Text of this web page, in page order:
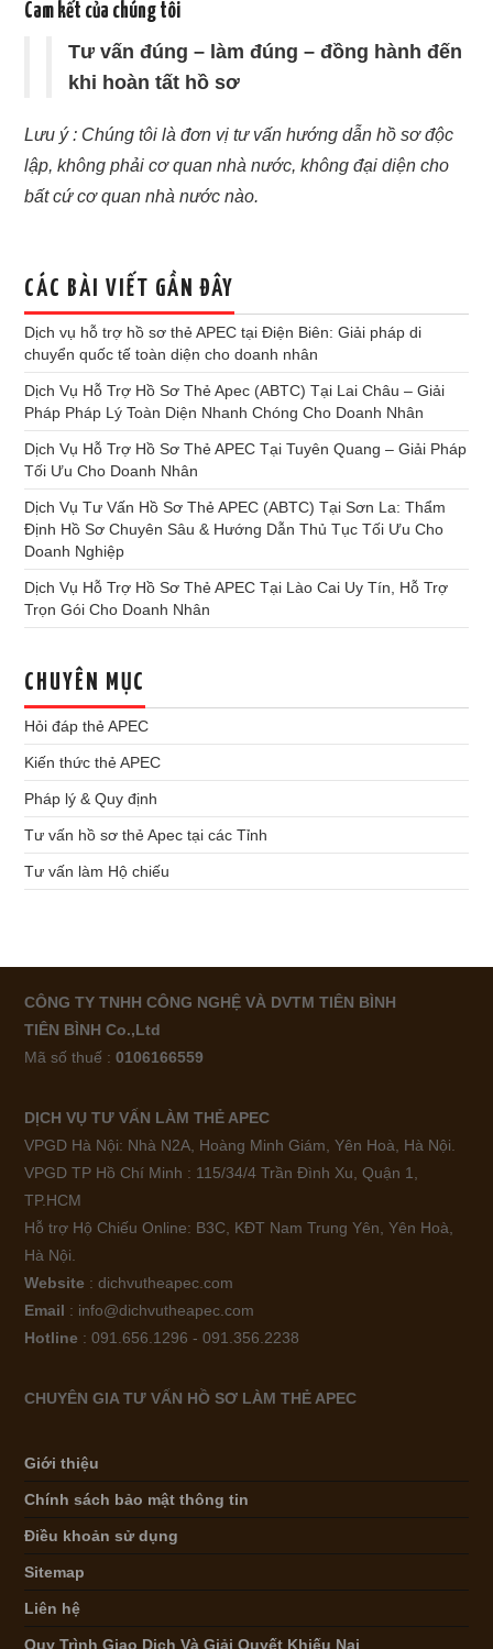
Cam kết của chúng tôi
Tư vấn đúng – làm đúng – đồng hành đến
khi hoàn tất hồ sơ
Lưu ý : Chúng tôi là đơn vị tư vấn hướng dẫn hồ sơ độc
lập, không phải cơ quan nhà nước, không đại diện cho
bất cứ cơ quan nhà nước nào.
CÁC BÀI VIẾT GẦN ĐÂY
Dịch vụ hỗ trợ hồ sơ thẻ APEC tại Điện Biên: Giải pháp di
chuyển quốc tế toàn diện cho doanh nhân
Dịch Vụ Hỗ Trợ Hồ Sơ Thẻ Apec (ABTC) Tại Lai Châu – Giải
Pháp Pháp Lý Toàn Diện Nhanh Chóng Cho Doanh Nhân
Dịch Vụ Hỗ Trợ Hồ Sơ Thẻ APEC Tại Tuyên Quang – Giải Pháp
Tối Ưu Cho Doanh Nhân
Dịch Vụ Tư Vấn Hồ Sơ Thẻ APEC (ABTC) Tại Sơn La: Thẩm
Định Hồ Sơ Chuyên Sâu & Hướng Dẫn Thủ Tục Tối Ưu Cho
Doanh Nghiệp
Dịch Vụ Hỗ Trợ Hồ Sơ Thẻ APEC Tại Lào Cai Uy Tín, Hỗ Trợ
Trọn Gói Cho Doanh Nhân
CHUYÊN MỤC
Hỏi đáp thẻ APEC
Kiến thức thẻ APEC
Pháp lý & Quy định
Tư vấn hồ sơ thẻ Apec tại các Tỉnh
Tư vấn làm Hộ chiếu
CÔNG TY TNHH CÔNG NGHỆ VÀ DVTM TIÊN BÌNH
TIÊN BÌNH Co.,Ltd
Mã số thuế :0106166559
DỊCH VỤ TƯ VẤN LÀM THẺ APEC
VPGD Hà Nội: Nhà N2A, Hoàng Minh Giám, Yên Hoà, Hà Nội.
VPGD TP Hồ Chí Minh : 115/34/4 Trần Đình Xu, Quận 1,
TP.HCM
Hỗ trợ Hộ Chiếu Online: B3C, KĐT Nam Trung Yên, Yên Hoà,
Hà Nội.
Website : dichvutheapec.com
Email : info@dichvutheapec.com
Hotline : 091.656.1296 - 091.356.2238
CHUYÊN GIA TƯ VẤN HỒ SƠ LÀM THẺ APEC
Giới thiệu
Chính sách bảo mật thông tin
Điều khoản sử dụng
Sitemap
Liên hệ
Quy Trình Giao Dịch Và Giải Quyết Khiếu Nại